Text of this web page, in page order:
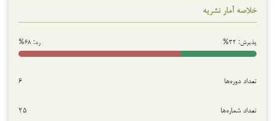
خلاصه آمار نشریه
پذیرش: ۳۲% رد: ۶۸%
تعداد دوره‌ها ۶
تعداد شماره‌ها ۲۵